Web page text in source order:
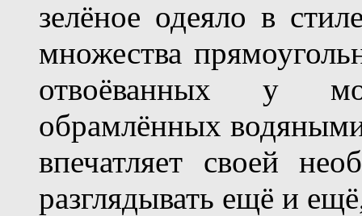
зелёное одеяло в
множества
отвоёванных у
обрамлённых
впечатляет своей
разглядывать ещё и